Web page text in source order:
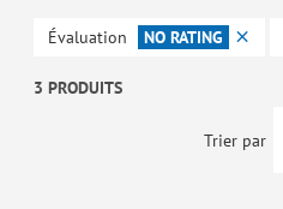
Évaluation NO RATING
3 PRODUITS
Trier par